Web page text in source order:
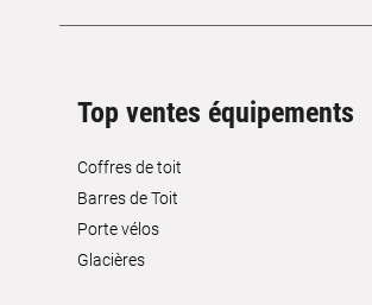
Top ventes équipements
Coffres de toit
Barres de Toit
Porte vélos
Glacières